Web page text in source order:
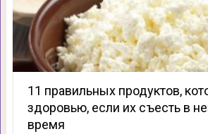
11 правильных продуктов,
здоровью, если их съесть в
время